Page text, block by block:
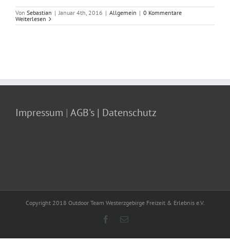
Von Sebastian | Januar 4th, 2016 | Allgemein | 0 Kommentare
Weiterlesen
Impressum | AGB's | Datenschutz
Copyright 2018 Outdoor Team Westerzgebirge Freizeit & Erlebnis e.V.
Facebook
E-